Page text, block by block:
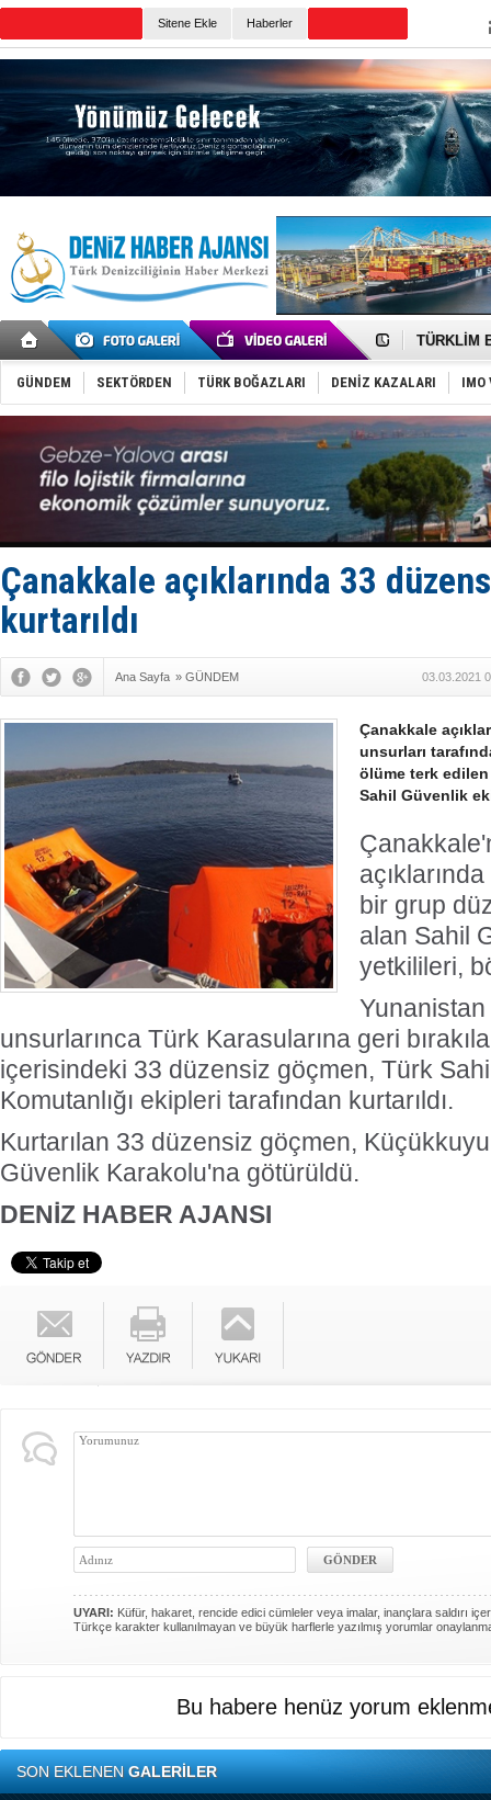
Sitene Ekle Haberler
‘14.
TÜRKLİM
SOCAR da
Dünyanın
Keşfedildi:
D-Marin,
Van’da
ASEAN ilk
TAYK -
GÜNDEM SEKTÖRDEN TÜRK BOĞAZLARI DENİZ KAZALARI IMO
Çanakkale açıklarında 33
kurtarıldı
Ana Sayfa » GÜNDEM 03.03.2021
Çanakkale
unsurları
ölüme terk
Sahil Güvenlik
bir grup
alan Sahil
yetkilileri,
unsurlarınca Türk Karasularına geri
içerisindeki 33 düzensiz göçmen, Türk
Komutanlığı ekipleri tarafından kurtarıldı.
Kurtarılan 33 düzensiz göçmen,
Güvenlik Karakolu'na götürüldü.
DENİZ HABER AJANSI
UYARI: Küfür, hakaret, rencide edici cümleler veya imalar, inançlara saldırı
Türkçe karakter kullanılmayan ve büyük harflerle yazılmış yorumlar
Bu habere henüz yorum
SON EKLENENGALERİLER